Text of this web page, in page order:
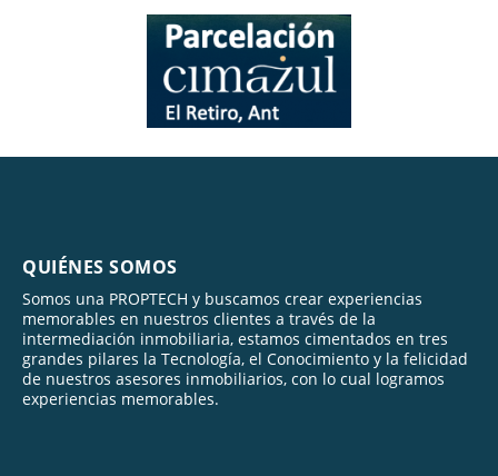
QUIÉNES SOMOS
Somos una PROPTECH y buscamos crear experiencias
memorables en nuestros clientes a través de la
intermediación inmobiliaria, estamos cimentados en tres
grandes pilares la Tecnología, el Conocimiento y la felicidad
de nuestros asesores inmobiliarios, con lo cual logramos
experiencias memorables.